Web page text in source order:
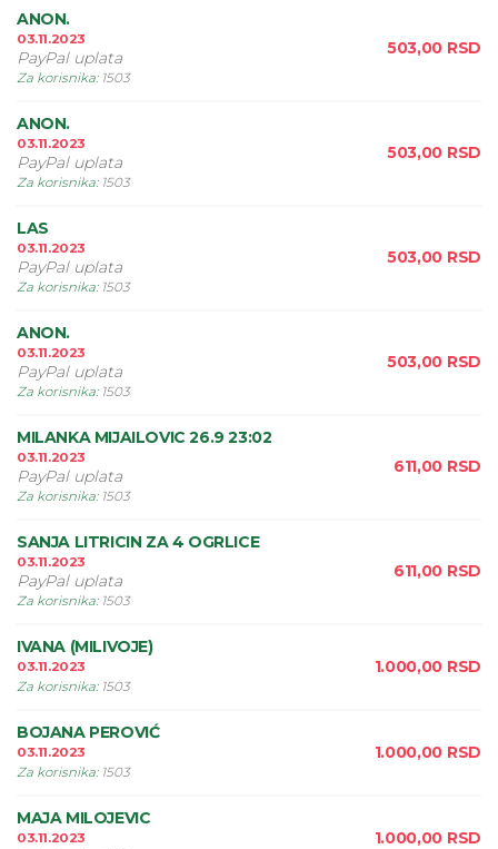
ANON.
03.11.2023
PayPal uplata
Za korisnika: 1503
503,00 RSD
ANON.
03.11.2023
PayPal uplata
Za korisnika: 1503
503,00 RSD
LAS
03.11.2023
PayPal uplata
Za korisnika: 1503
503,00 RSD
ANON.
03.11.2023
PayPal uplata
Za korisnika: 1503
503,00 RSD
MILANKA MIJAILOVIC 26.9 23:02
03.11.2023
PayPal uplata
Za korisnika: 1503
611,00 RSD
SANJA LITRICIN ZA 4 OGRLICE
03.11.2023
PayPal uplata
Za korisnika: 1503
611,00 RSD
IVANA (MILIVOJE)
03.11.2023
Za korisnika: 1503
1.000,00 RSD
BOJANA PEROVIĆ
03.11.2023
Za korisnika: 1503
1.000,00 RSD
MAJA MILOJEVIC
03.11.2023
1.000,00 RSD